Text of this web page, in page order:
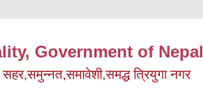
Government of Nepal
सहर,समुन्नत,समावेशी,समद्ध त्रियुगा नगर